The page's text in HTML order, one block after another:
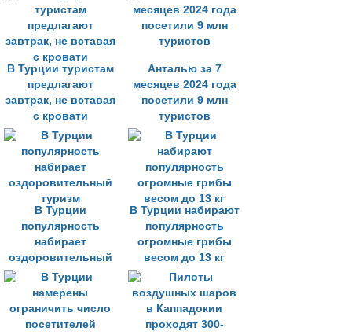
В Турции туристам
предлагают
завтрак, не вставая
с кровати
Анталью за 7
месяцев 2024 года
посетили 9 млн
туристов
В Турции
популярность
набирает
оздоровительный
туризм
В Турции набирают
популярность
огромные грибы
весом до 13 кг